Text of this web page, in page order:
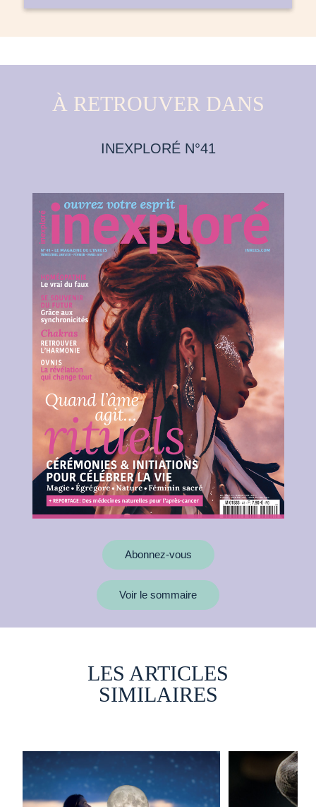
À RETROUVER DANS
INEXPLORÉ N°41
Abonnez-vous
Voir le sommaire
LES ARTICLES
SIMILAIRES